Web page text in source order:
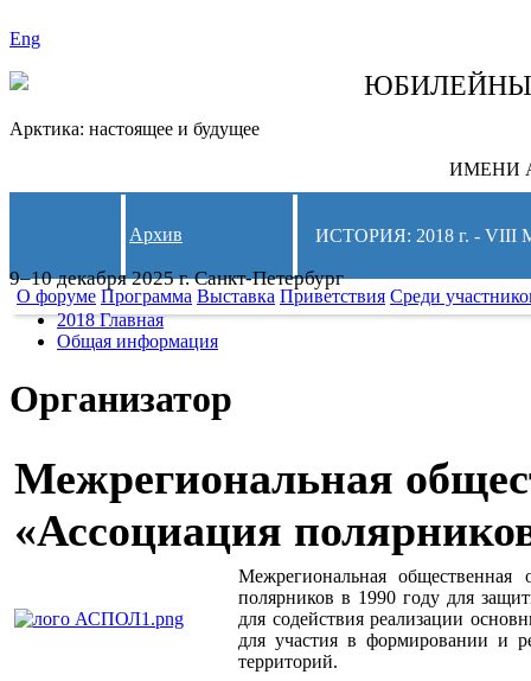
Eng
Арктика: настоящее и будущее
ИМЕНИ
9–10 декабря 2025 г. Санкт-Петербург
Архив ИСТОРИЯ: 2018 г. -
О форуме Программа Выставка Приветствия Среди
2018 Главная
Общая информация
Организатор
Межрегиональная
«Ассоциация
Межрегиональная общественная
полярников в 1990 году для
для содействия реализации
для участия в формировании и
территорий.